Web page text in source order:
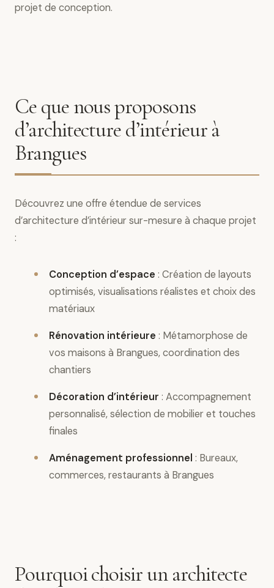
projet de conception.
Ce que nous proposons
d’architecture d’intérieur à
Brangues
Découvrez une offre étendue de services
d’architecture d’intérieur sur-mesure à chaque projet
:
Conception d’espace : Création de layouts
optimisés, visualisations réalistes et choix des
matériaux
Rénovation intérieure : Métamorphose de
vos maisons à Brangues, coordination des
chantiers
Décoration d’intérieur : Accompagnement
personnalisé, sélection de mobilier et touches
finales
Aménagement professionnel : Bureaux,
commerces, restaurants à Brangues
Pourquoi choisir un architecte